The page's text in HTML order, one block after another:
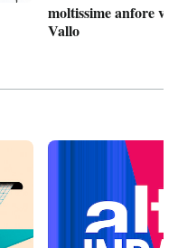
moltissime anfore
Vallo